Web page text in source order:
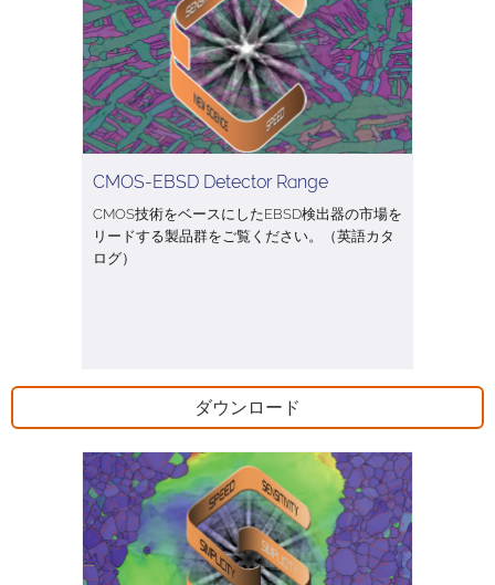
CMOS-EBSD Detector Range
CMOS技術をベースにしたEBSD検出器の市場を
リードする製品群をご覧ください。（英語カタ
ログ）
ダウンロード